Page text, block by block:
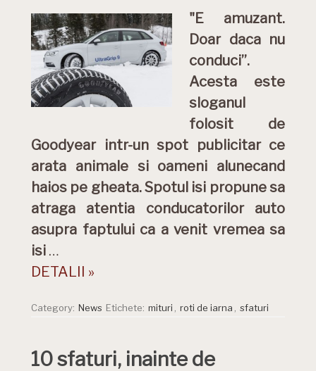
"E amuzant.
Doar daca nu
conduci”.
Acesta este
sloganul
folosit de
Goodyear intr-un spot publicitar ce
arata animale si oameni alunecand
haios pe gheata. Spotul isi propune sa
atraga atentia conducatorilor auto
asupra faptului ca a venit vremea sa
isi …
DETALII »
Category: News Etichete: mituri roti de iarna sfaturi
10 sfaturi, inainte de